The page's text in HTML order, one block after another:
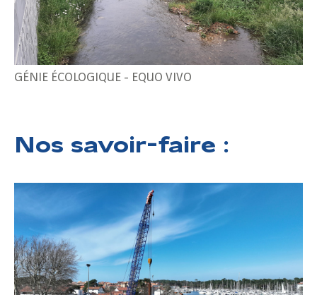
GÉNIE ÉCOLOGIQUE - EQUO VIVO
Nos savoir-faire :